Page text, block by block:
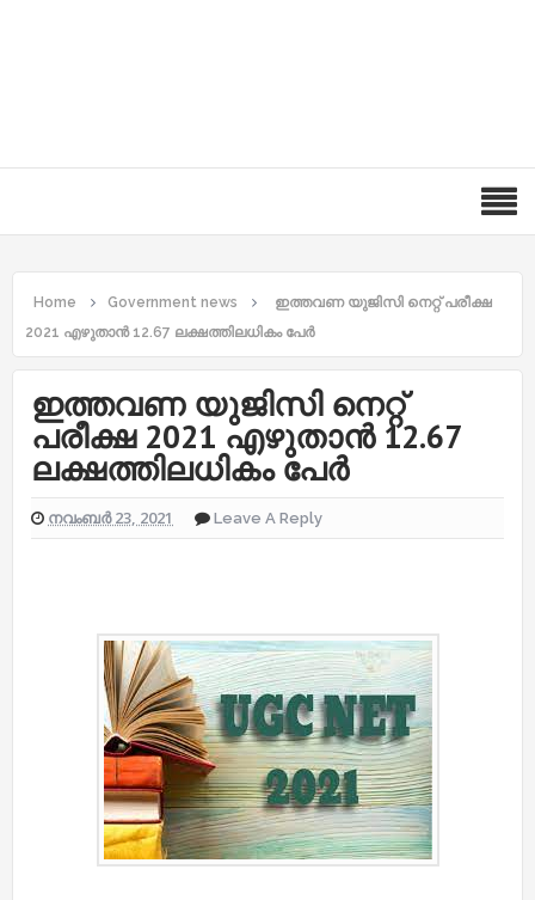
Home Government news
ഇത്തവണ യുജിസി നെറ്റ് പരീക്ഷ
2021 എഴുതാന്‍ 12.67 ലക്ഷത്തിലധികം പേര്‍
ഇത്തവണ യുജിസി നെറ്റ്
പരീക്ഷ 2021 എഴുതാന്‍ 12.67
ലക്ഷത്തിലധികം പേര്‍
നവംബർ 23, 2021 Leave A Reply